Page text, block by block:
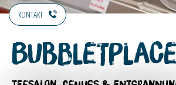
KONTAKT